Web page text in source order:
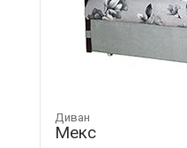
Диван
Мекс